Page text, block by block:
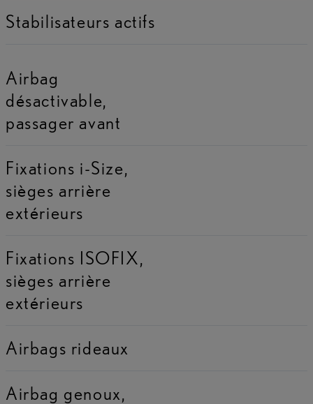
Stabilisateurs actifs
Airbag
désactivable,
passager avant
Fixations i-Size,
sièges arrière
extérieurs
Fixations ISOFIX,
sièges arrière
extérieurs
Airbags rideaux
Airbag genoux,